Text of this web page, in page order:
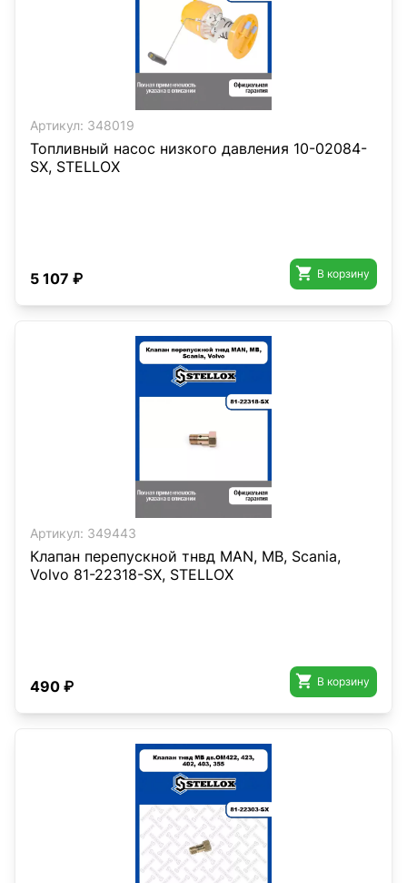
Артикул: 348019
Топливный насос низкого давления 10-02084-
SX, STELLOX
5 107 ₽  В корзину
Артикул: 349443
Клапан перепускной тнвд MAN, MB, Scania,
Volvo 81-22318-SX, STELLOX
490 ₽  В корзину